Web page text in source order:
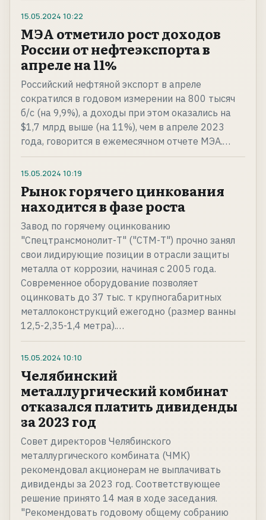
15.05.2024 10:22
МЭА отметило рост доходов
России от нефтеэкспорта в
апреле на 11%
Российский нефтяной экспорт в апреле
сократился в годовом измерении на 800 тысяч
б/с (на 9,9%), а доходы при этом оказались на
$1,7 млрд выше (на 11%), чем в апреле 2023
года, говорится в ежемесячном отчете МЭА.…
15.05.2024 10:19
Рынок горячего цинкования
находится в фазе роста
Завод по горячему оцинкованию
"Спецтрансмонолит-Т" ("СТМ-Т") прочно занял
свои лидирующие позиции в отрасли защиты
металла от коррозии, начиная с 2005 года.
Современное оборудование позволяет
оцинковать до 37 тыс. т крупногабаритных
металлоконструкций ежегодно (размер ванны
12,5-2,35-1,4 метра).…
15.05.2024 10:10
Челябинский
металлургический комбинат
отказался платить дивиденды
за 2023 год
Совет директоров Челябинского
металлургического комбината (ЧМК)
рекомендовал акционерам не выплачивать
дивиденды за 2023 год. Соответствующее
решение принято 14 мая в ходе заседания.
"Рекомендовать годовому общему собранию